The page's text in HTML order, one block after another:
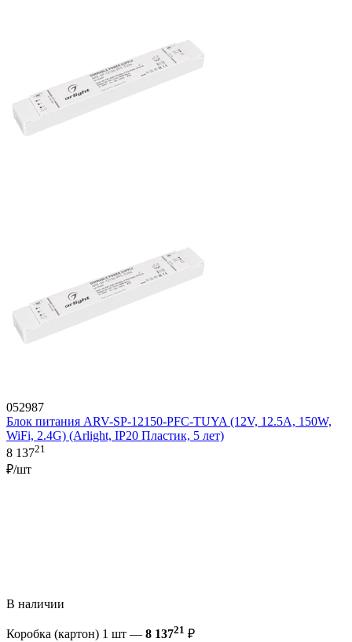
052987
Блок питания ARV-SP-12150-PFC-TUYA (12V, 12.5A, 150W,
WiFi, 2.4G) (Arlight, IP20 Пластик, 5 лет)
8 13721
₽/шт
В наличии
Коробка (картон) 1 шт — 8 13721 ₽